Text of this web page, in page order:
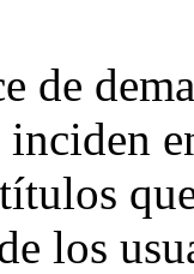
de
los